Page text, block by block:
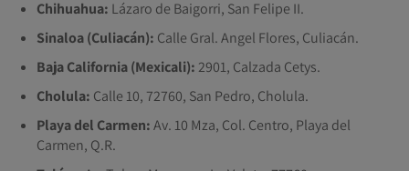
Chihuahua: Lázaro de Baigorri, San Felipe II.
Sinaloa (Culiacán): Calle Gral. Angel Flores, Culiacán.
Baja California (Mexicali):2901, Calzada Cetys.
Cholula: Calle 10, 72760, San Pedro, Cholula.
Playa del Carmen:Av. 10 Mza, Col. Centro, Playa del
Carmen, Q.R.